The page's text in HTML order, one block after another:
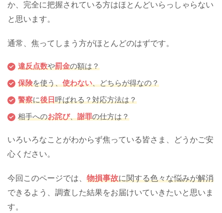
か、完全に把握されている方はほとんどいらっしゃらない
と思います。
通常、焦ってしまう方がほとんどのはずです。
違反点数や罰金の額は？
保険を使う、使わない、どちらが得なの？
警察に後日呼ばれる？対応方法は？
相手へのお詫び、謝罪の仕方は？
いろいろなことがわからず焦っている皆さま、どうかご安
心ください。
今回このページでは、 物損事故に関する色々な悩みが解消
できるよう、調査した結果をお届けいていきたいと思いま
す。